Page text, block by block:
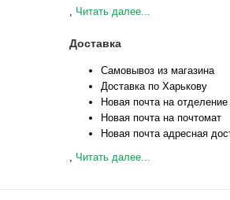
, Читать далее...
Доставка
Самовывоз из магазина
Доставка по Харькову
Новая почта на отделение
Новая почта на почтомат
Новая почта адресная
, Читать далее...